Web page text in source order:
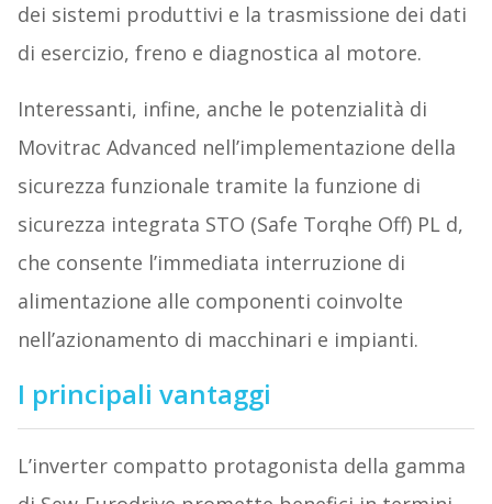
dei sistemi produttivi e la trasmissione dei dati
di esercizio, freno e diagnostica al motore.
Interessanti, infine, anche le potenzialità di
Movitrac Advanced nell’implementazione della
sicurezza funzionale tramite la funzione di
sicurezza integrata STO (Safe Torqhe Off) PL d,
che consente l’immediata interruzione di
alimentazione alle componenti coinvolte
nell’azionamento di macchinari e impianti.
I principali vantaggi
L’inverter compatto protagonista della gamma